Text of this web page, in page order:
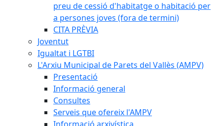
preu de cessió d'habitatge o habitació per
a persones joves (fora de termini)
CITA PRÈVIA
Joventut
Igualtat i LGTBI
L'Arxiu Municipal de Parets del Vallès (AMPV)
Presentació
Informació general
Consultes
Serveis que ofereix l'AMPV